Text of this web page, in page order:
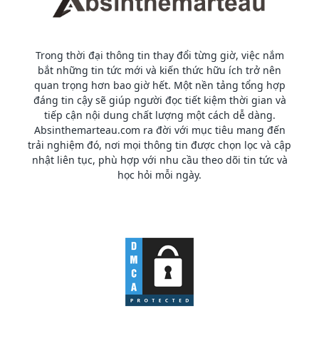
Trong thời đại thông tin thay đổi từng giờ, việc nắm
bắt những tin tức mới và kiến thức hữu ích trở nên
quan trọng hơn bao giờ hết. Một nền tảng tổng hợp
đáng tin cậy sẽ giúp người đọc tiết kiệm thời gian và
tiếp cận nội dung chất lượng một cách dễ dàng.
Absinthemarteau.com ra đời với mục tiêu mang đến
trải nghiệm đó, nơi mọi thông tin được chọn lọc và cập
nhật liên tục, phù hợp với nhu cầu theo dõi tin tức và
học hỏi mỗi ngày.